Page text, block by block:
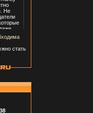
стать
38